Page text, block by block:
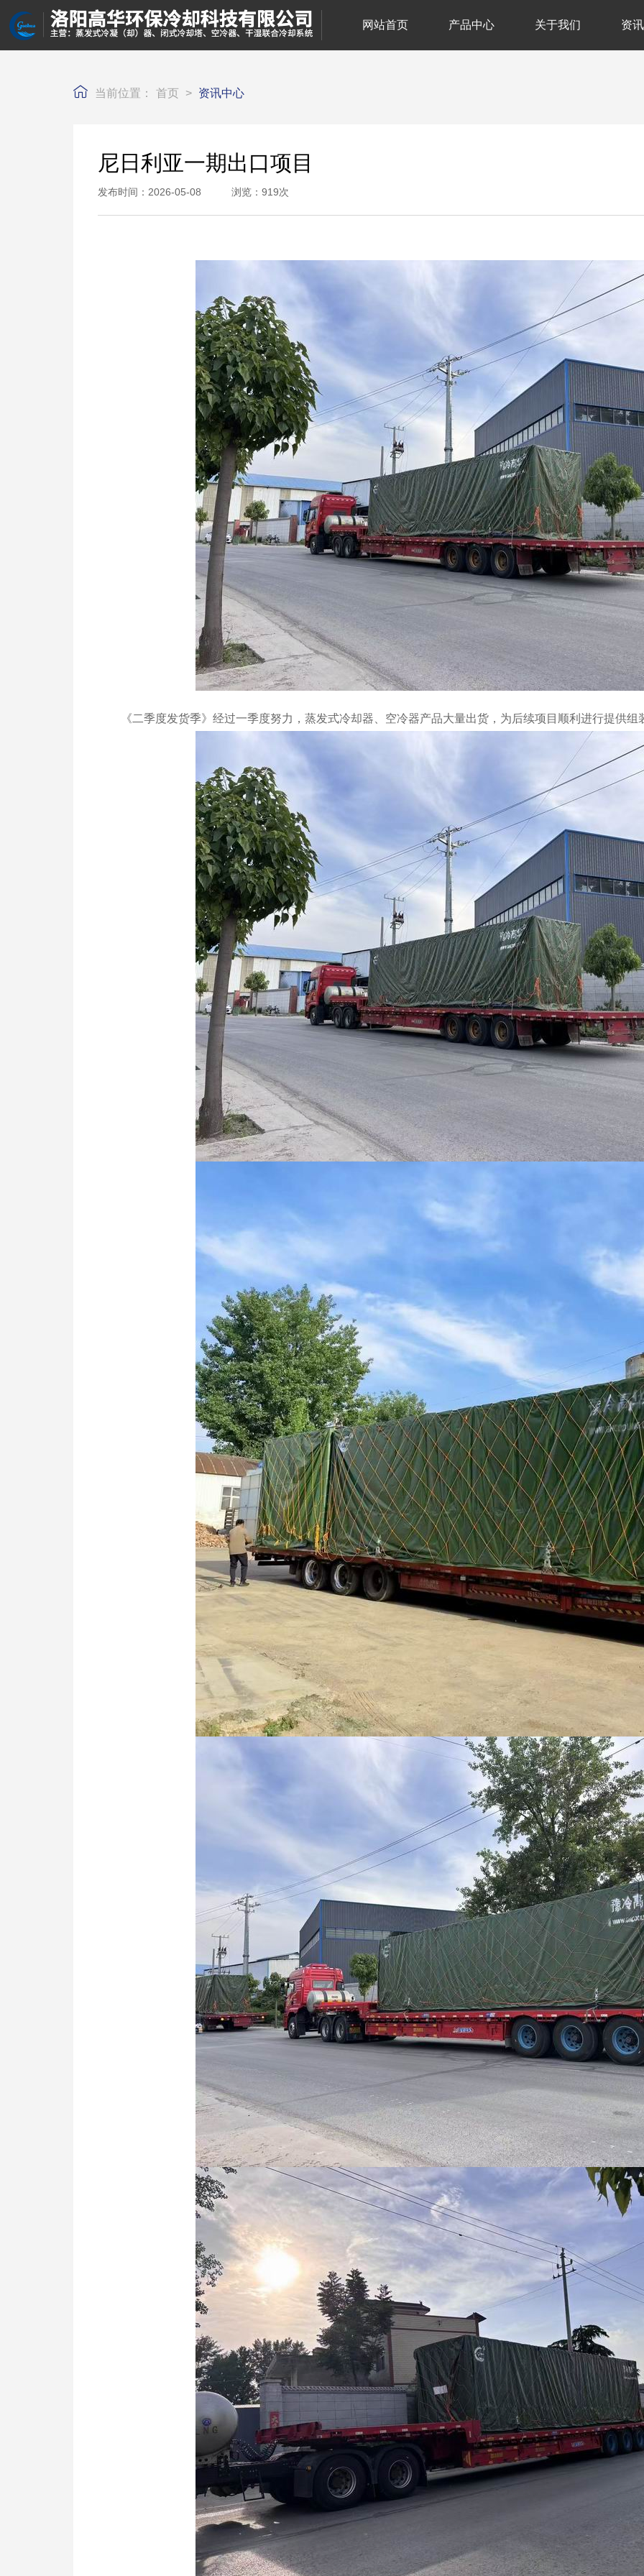
网站首页 产品中心 关于我们 资
当前位置： 首页 > 资讯中心
尼日利亚一期出口项目
发布时间：2026-05-08 浏览：919次
《二季度发货季》经过一季度努力，蒸发式冷却器、空冷器产品大量出货，为后续项目顺利进行提供组